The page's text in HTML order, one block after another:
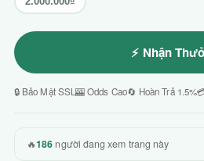
⚡ Nhận
🔒 Bảo Mật SSL🎰 Odds Cao🔄 Hoàn Trả 1.5%
🔥186 người đang xem trang này